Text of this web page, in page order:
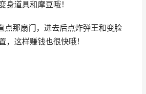
身道具和摩豆哦！
点那扇门，进去后点炸弹王和变脸
，这样赚钱也很快哦！